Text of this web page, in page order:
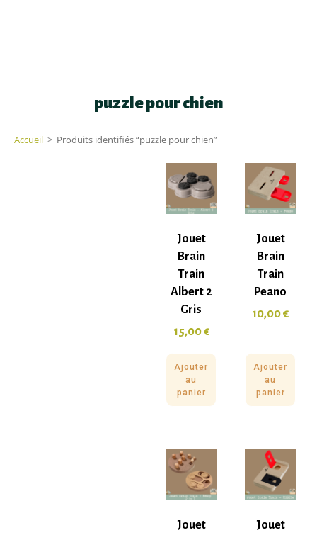
puzzle pour chien
Accueil > Produits identifiés “puzzle pour chien”
Jouet
Brain
Train
Albert 2
Gris
15,00€
Ajouter
au
panier
Jouet
Brain
Train
Peano
10,00€
Ajouter
au
panier
Jouet
Jouet